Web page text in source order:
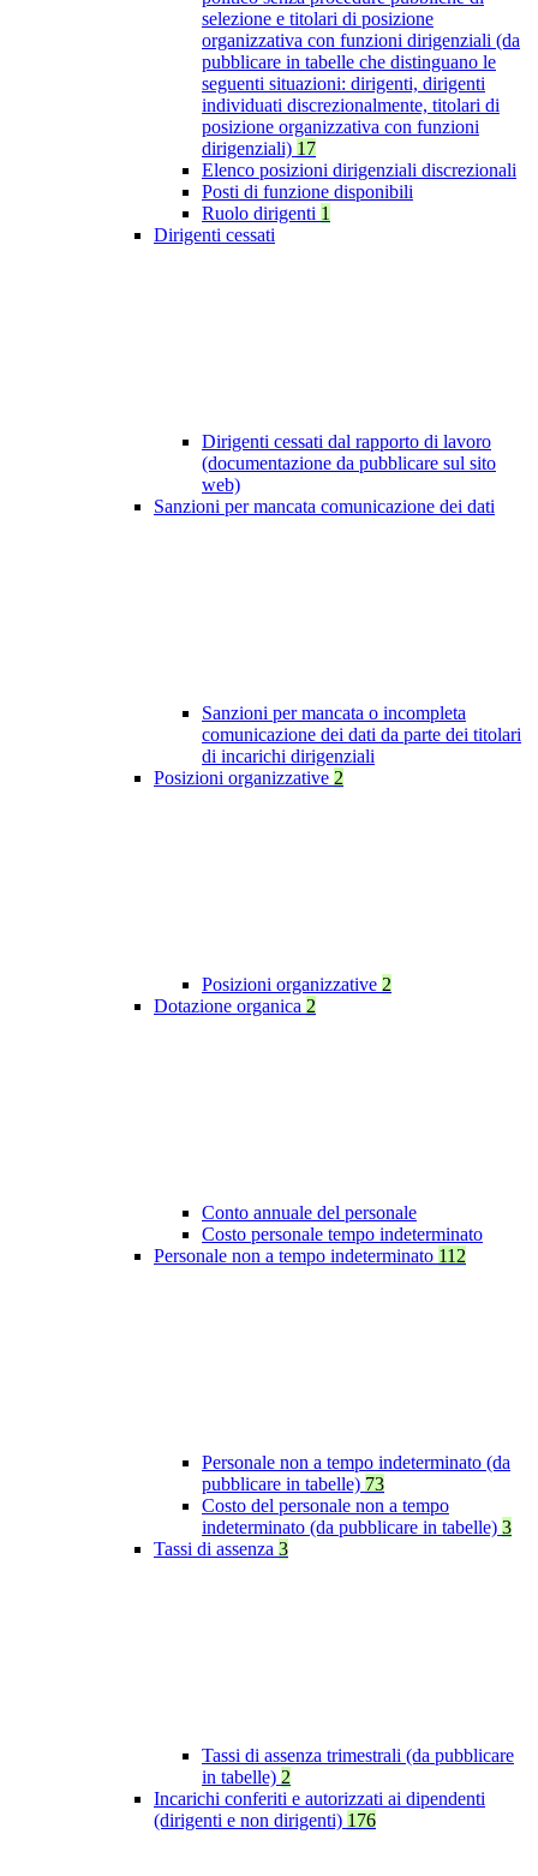
selezione e titolari di posizione
organizzativa con funzioni dirigenziali (da
pubblicare in tabelle che distinguano le
seguenti situazioni: dirigenti, dirigenti
individuati discrezionalmente, titolari di
posizione organizzativa con funzioni
dirigenziali) 17
Elenco posizioni dirigenziali discrezionali
Posti di funzione disponibili
Ruolo dirigenti 1
Dirigenti cessati
Dirigenti cessati dal rapporto di lavoro
(documentazione da pubblicare sul sito
web)
Sanzioni per mancata comunicazione dei dati
Sanzioni per mancata o incompleta
comunicazione dei dati da parte dei titolari
di incarichi dirigenziali
Posizioni organizzative 2
Posizioni organizzative 2
Dotazione organica 2
Conto annuale del personale
Costo personale tempo indeterminato
Personale non a tempo indeterminato 112
Personale non a tempo indeterminato (da
pubblicare in tabelle) 73
Costo del personale non a tempo
indeterminato (da pubblicare in tabelle) 3
Tassi di assenza 3
Tassi di assenza trimestrali (da pubblicare
in tabelle) 2
Incarichi conferiti e autorizzati ai dipendenti
(dirigenti e non dirigenti) 176